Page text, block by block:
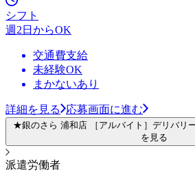
シフト
週2日からOK
交通費支給
未経験OK
まかないあり
詳細を見る 応募画面に進む
★銀のさら 浦和店 ［アルバイト］デリバリ
を見る
派遣労働者